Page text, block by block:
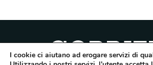
I cookie ci aiutano ad erogare servizi di